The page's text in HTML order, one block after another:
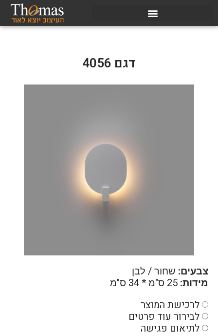
דגם 4056
צבעים: שחור / לבן
מידות: 25 ס"מ * 34 ס"מ
לרכישת המוצר
לבירור עוד פרטים
לתיאום פגישה